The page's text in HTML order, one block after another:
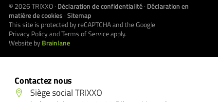
Contactez nous
Siège social TRIXXO
© 2026TRIXXO· Déclaration de confidentialité· Déclaration en
matière de cookies ·Sitemap
This site is protected by reCAPTCHA and the Google
Privacy PolicyandTerms of Serviceapply.
Website byBrainlane